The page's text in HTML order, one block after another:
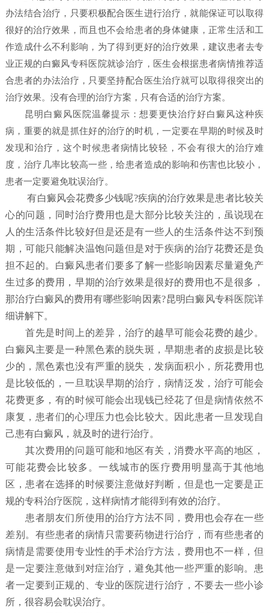
办法结合治疗，只要积极配合医生进行治疗，就能保证可以取得
很好的治疗效果，而且也不会给患者的身体健康，正常生活和工
作造成什么不利影响，为了得到更好的治疗效果，建议患者去专
业正规的白癜风专科医院就诊治疗，医生会根据患者病情推荐适
合患者的办法治疗，只要坚持配合医生治疗就可以取得很突出的
治疗效果。没有合理的治疗方案，只有合适的治疗方案。
昆明白癜风医院温馨提示：想要更快治疗好白癜风这种疾
病，重要的就是抓住好的治疗的时机，一定要在早期的时候及时
发现和治疗，这个时候患者病情比较轻，不会有很大的治疗难
度，治疗几率比较高一些，给患者造成的影响和伤害也比较小，
患者一定要避免耽误治疗。
有白癜风会花费多少钱呢?疾病的治疗效果是患者比较关
心的问题，同时治疗费用也是大部分比较关注的，虽说现在
人的生活条件比较好但是还是有一些人的生活条件达不到预
期，可能只能解决温饱问题但是对于疾病的治疗花费还是负
担不起的。白癜风患者们要多了解一些影响因素尽量避免产
生过多的费用，早期的治疗效果是很好的费用也不是很多，
那治疗白癜风的费用有哪些影响因素?昆明白癜风专科医院详
细讲解下。
首先是时间上的差异，治疗的越早可能会花费的越少。
白癜风主要是一种黑色素的脱失斑，早期患者的皮损是比较
少的，黑色素也没有严重的脱失，发病面积小，所花费用也
是比较低的，一旦耽误早期的治疗，病情泛发，治疗可能会
花费更多，有的时候可能会出现钱已经花了但是病情依然不
康复，患者们的心理压力也会比较大。因此患者一旦发现自
己患有白癜风，就及时的进行治疗。
其次费用的问题可能和地区有关，消费水平高的地区，
可能花费会比较多。一线城市的医疗费用明显高于其他地
区，患者在选择的时候要注意做好判断，但是也一定要是正
规的专科治疗医院，这样病情才能得到有效的治疗。
患者朋友们所使用的治疗方法不同，费用也会存在一些
差别。有些患者的病情只需要药物进行治疗，而有些患者的
病情是需要使用专业性的手术治疗方法，费用也不一样，但
是一定要注意做到对症治疗，避免其他一些严重的影响。患
者一定要到正规的、专业的医院进行治疗，不要去一些小诊
所，很容易会耽误治疗。